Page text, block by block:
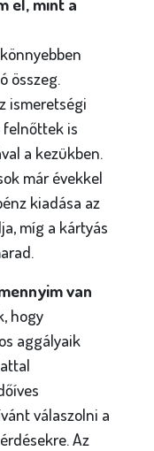
összeg.
ismeretségi
felnőttek is
a kezükben.
már évekkel
kiadása az
míg a kártyás
van
hogy
aggályaik
válaszolni a
Az